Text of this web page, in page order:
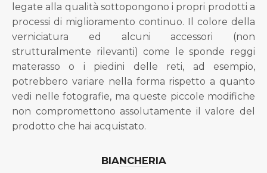
legate alla qualità sottopongono i propri prodotti a
processi di miglioramento continuo. Il colore della
verniciatura ed alcuni accessori (non
strutturalmente rilevanti) come le sponde reggi
materasso o i piedini delle reti, ad esempio,
potrebbero variare nella forma rispetto a quanto
vedi nelle fotografie, ma queste piccole modifiche
non compromettono assolutamente il valore del
prodotto che hai acquistato.
BIANCHERIA